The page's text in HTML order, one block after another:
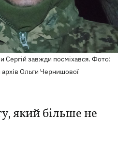
Сергій завжди посміхався. Фото:
Ольги Чернишової
який більше не